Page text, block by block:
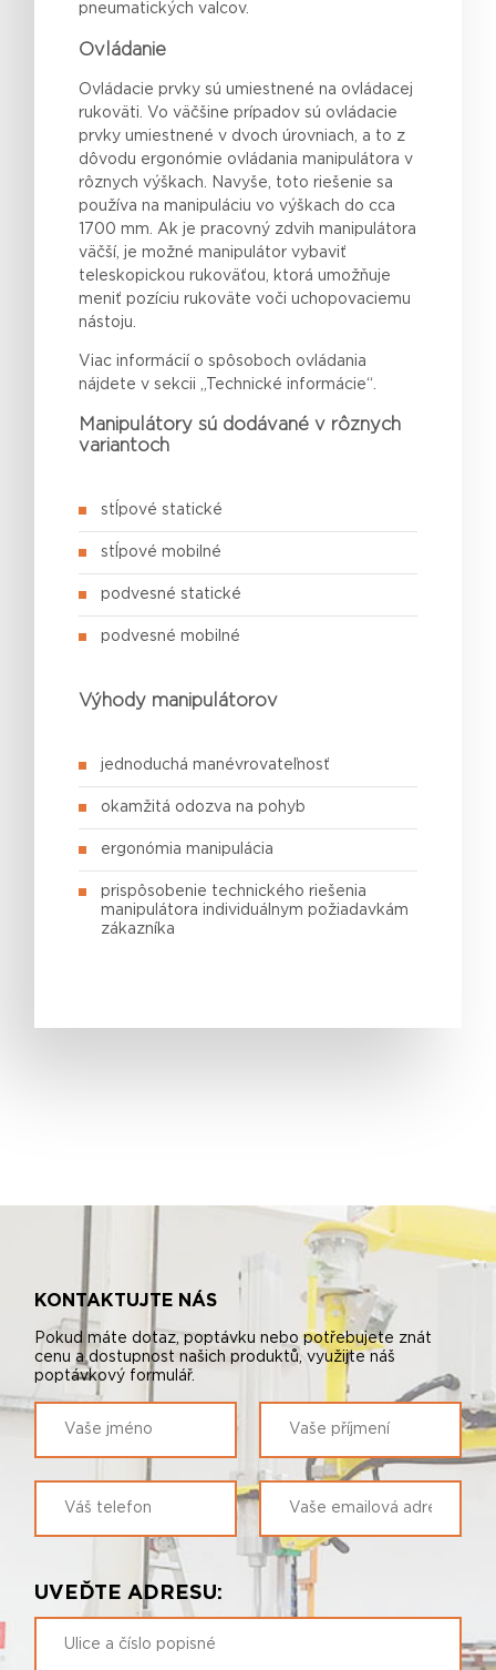
pneumatických valcov.
Ovládanie
Ovládacie prvky sú umiestnené na ovládacej
rukoväti. Vo väčšine prípadov sú ovládacie
prvky umiestnené v dvoch úrovniach, a to z
dôvodu ergonómie ovládania manipulátora v
rôznych výškach. Navyše, toto riešenie sa
používa na manipuláciu vo výškach do cca
1700 mm. Ak je pracovný zdvih manipulátora
väčší, je možné manipulátor vybaviť
teleskopickou rukoväťou, ktorá umožňuje
meniť pozíciu rukoväte voči uchopovaciemu
nástoju.
Viac informácií o spôsoboch ovládania
nájdete v sekcii „Technické informácie“.
Manipulátory sú dodávané v rôznych
variantoch
stĺpové statické
stĺpové mobilné
podvesné statické
podvesné mobilné
Výhody manipulátorov
jednoduchá manévrovateľnosť
okamžitá odozva na pohyb
ergonómia manipulácia
prispôsobenie technického riešenia
manipulátora individuálnym požiadavkám
zákazníka
KONTAKTUJTE NÁS
Pokud máte dotaz, poptávku nebo potřebujete znát
cenu a dostupnost našich produktů, využijte náš
poptávkový formulář.
UVEĎTE ADRESU: